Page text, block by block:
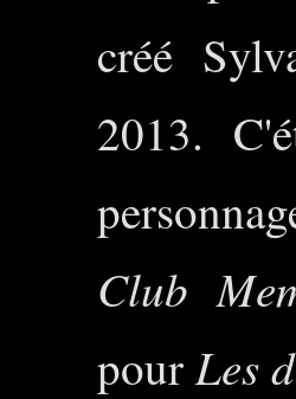
créé
2013.
Club
pourLes